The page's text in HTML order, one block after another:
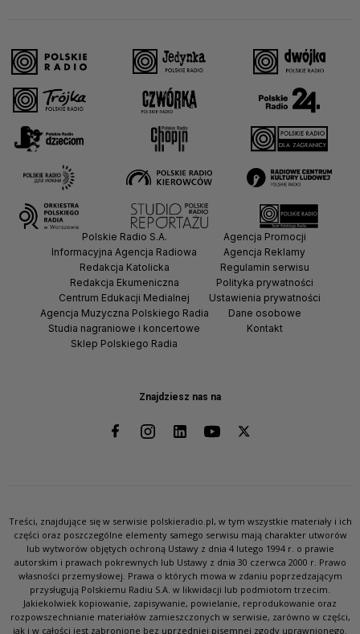
Znajdziesz nas na
Polskie Radio S.A.
Informacyjna Agencja Radiowa
Redakcja Katolicka
Redakcja Ekumeniczna
Centrum Edukacji Medialnej
Agencja Muzyczna Polskiego Radia
Studia nagraniowe i koncertowe
Sklep Polskiego Radia
Agencja Promocji
Agencja Reklamy
Regulamin serwisu
Polityka prywatności
Ustawienia prywatności
Dane osobowe
Kontakt
Treści, znajdujące się w serwisie polskieradio.pl, w tym wszystkie materiały i ich
części oraz poszczególne elementy samego serwisu mają charakter utworów
lub wytworów objętych ochroną Ustawy z dnia 4 lutego 1994 r. o prawie
autorskim i prawach pokrewnych lub Ustawy z dnia 30 czerwca 2000 r. Prawo
własności przemysłowej. Prawa o których mowa w zdaniu poprzedzającym
przysługują Polskiemu Radiu S.A. w likwidacji lub podmiotom trzecim.
Jakiekolwiek kopiowanie, zapisywanie, powielanie, reprodukowanie oraz
rozpowszechnianie materiałów zamieszczonych w serwisie, zarówno w części,
jak i w całości jest zabronione bez uprzedniej pisemnej zgody uprawnionego.